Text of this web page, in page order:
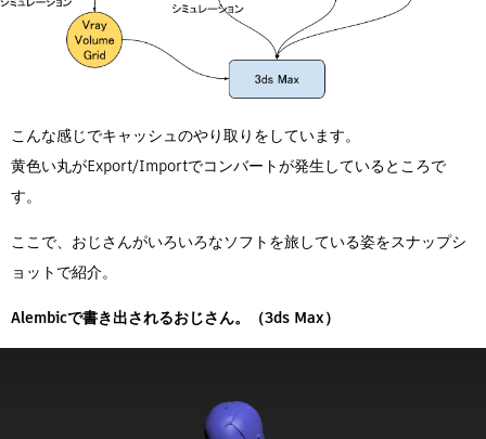
こんな感じでキャッシュのやり取りをしています。
黄色い丸がExport/Importでコンバートが発生しているところで
す。
ここで、おじさんがいろいろなソフトを旅している姿をスナップシ
ョットで紹介。
Alembicで書き出されるおじさん。（3ds Max）